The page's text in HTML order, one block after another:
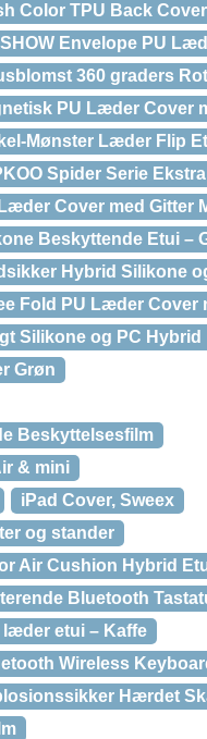
Color TPU Back
Envelope PU
360 graders
PU Læder Cover
Mønster Læder Flip
Spider Serie
Cover med Gitter
Beskyttende Etui –
Hybrid Silikone
Fold PU Læder
Silikone og PC
Grøn
Beskyttelsesfilm
& mini
iPad Cover, Sweex
og stander
Air Cushion Hybrid
Bluetooth
læder etui – Kaffe
Wireless
Hærdet